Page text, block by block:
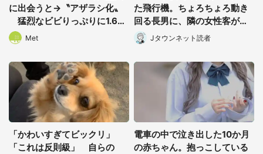
都道府選択
に出会うと→〝アザラシ化〟
猛烈なビビりっぷりに1.6万
人もん絶
Met
た飛行機。ちょろちょろ動き
回る長男に、隣の女性客がゲ
ンコツをくらわせて」（北海
道・50代女性）
Jタウンネット読者
「かわいすぎてビックリ」
「これは反則級」 自らの
電車の中で泣き出した10か月
の赤ちゃん。抱っこしている